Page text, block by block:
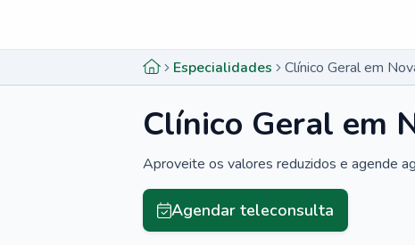
Especialidades Clínico Geral em
Clínico Geral em
Aproveite os valores reduzidos e agende
Agendar teleconsulta